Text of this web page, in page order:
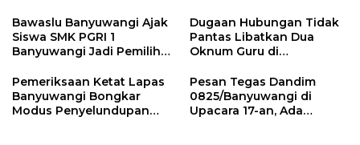
Pagi Sambut Siswa di
Depan Gerbang Sekolah
Bawaslu Banyuwangi Ajak
Siswa SMK PGRI 1
Banyuwangi Jadi Pemilih
Dugaan Hubungan Tidak
Pantas Libatkan Dua
Oknum Guru di
Menunggu Klarifikasi
Pemeriksaan Ketat Lapas
Banyuwangi Bongkar
Modus Penyelundupan
Pesan Tegas Dandim
0825/Banyuwangi di
Upacara 17-an, Ada